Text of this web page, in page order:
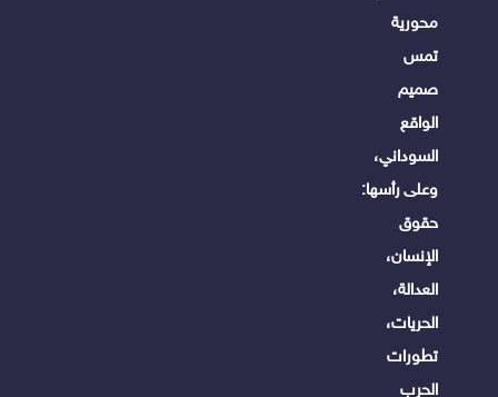
محورية
تمس
صميم
الواقع
السوداني،
وعلى رأسها:
حقوق
الإنسان،
العدالة،
الحريات،
تطورات
الحرب